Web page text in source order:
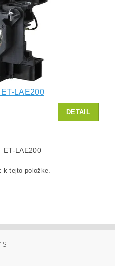
LAE200
DETAIL
ET-LAE200
k tejto položke.